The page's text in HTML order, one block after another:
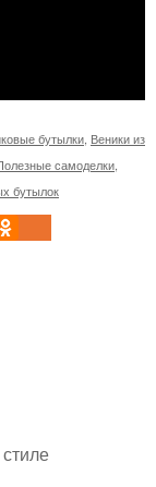
бутылки Веники из
самоделки
бутылок